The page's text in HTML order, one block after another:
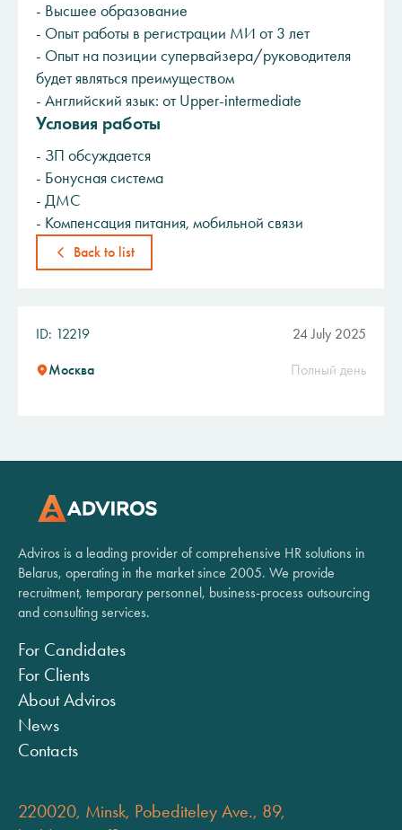
- Высшее образование
- Опыт работы в регистрации МИ от 3 лет
- Опыт на позиции супервайзера/руководителя
будет являться преимуществом
- Английский язык: от Upper-intermediate
Условия работы
- ЗП обсуждается
- Бонусная система
- ДМС
- Компенсация питания, мобильной связи
Back to list
ID: 12219 24 July 2025
Москва Полный день
Adviros is a leading provider of comprehensive HR solutions in
Belarus, operating in the market since 2005. We provide
recruitment, temporary personnel, business-process outsourcing
and consulting services.
For Candidates
For Clients
About Adviros
News
Contacts
220020, Minsk, Pobediteley Ave., 89,